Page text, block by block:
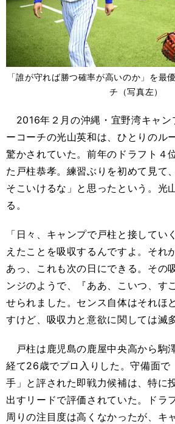
「誰が守れば勝つ確率が高いのか」を最
チ（写真左）
2016年２月の沖縄・宜野湾キャン
ーコーチの光山英和は、ひとりのル
驚かされていた。前年のドラフト４
た戸柱恭孝。練習ぶりを初めて見て
そこいけるな」と思ったという。光
る。
「日々、キャンプで戸柱と接してい
えたことを吸収するんですよ。それ
あっ、これも次の日にできる。その
ンジのようで、『ああ、こいつ、す
せられました。センス自体はそれほ
すけど、吸収力と意欲に関しては滅
戸柱は鹿児島の鹿屋中央高から駒澤
経て26歳でプロ入りした。守備面で
手」と評された即戦力候補は、特に
出すリードで評価されていた。ドラ
周りの注目度は高くなかったが、キ